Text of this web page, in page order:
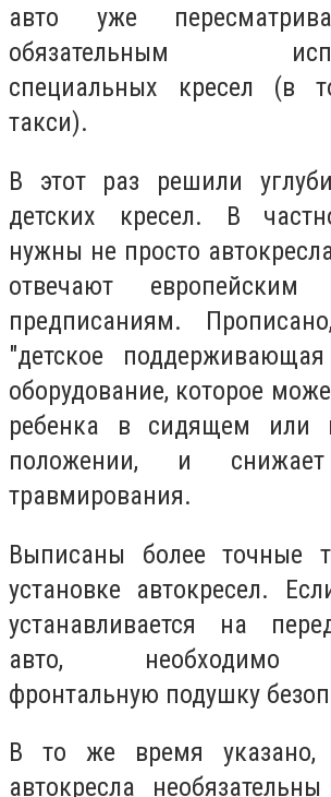
авто уже
обязательным
специальных кресел (в
такси).
В этот раз решили
детских кресел. В
нужны не просто
отвечают европейским
предписаниям.
"детское
оборудование, которое
ребенка в сидящем или
положении, и снижает
травмирования.
Выписаны более точные
установке автокресел.
устанавливается на
авто, необходимо
фронтальную подушку
В то же время указано,
автокресла